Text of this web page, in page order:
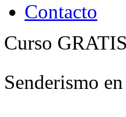
Contacto
Curso GRATIS
Senderismo